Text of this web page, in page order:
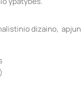
dizaino,